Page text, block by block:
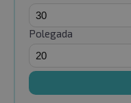
Polegada